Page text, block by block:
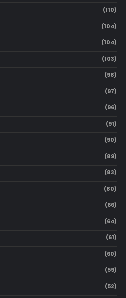
(110)
(104)
(104)
(103)
(98)
(97)
(96)
(91)
(90)
(89)
(83)
(80)
(66)
(64)
(61)
(60)
(59)
(52)